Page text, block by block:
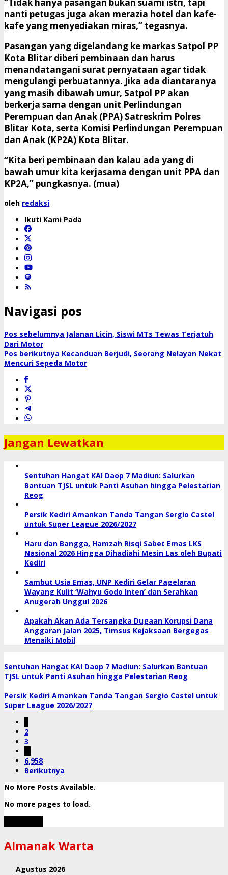
“Tidak hanya pasangan bukan suami istri, tapi
nanti petugas juga akan merazia hotel dan kafe-
kafe yang menyediakan miras,” tegasnya.
Pasangan yang digelandang ke markas Satpol PP
Kota Blitar diberi pembinaan dan harus
menandatangani surat pernyataan agar tidak
mengulangi perbuatannya. Jika ada diantaranya
yang masih dibawah umur, Satpol PP akan
berkerja sama dengan unit Perlindungan
Perempuan dan Anak (PPA) Satreskrim Polres
Blitar Kota, serta Komisi Perlindungan Perempuan
dan Anak (KP2A) Kota Blitar.
“Kita beri pembinaan dan kalau ada yang di
bawah umur kita kerjasama dengan unit PPA dan
KP2A,” pungkasnya. (mua)
oleh redaksi
Ikuti Kami Pada
Navigasi pos
Pos sebelumnya Jalanan Licin, Siswi MTs Tewas Terjatuh
Dari Motor
Pos berikutnya Kecanduan Berjudi, Seorang Nelayan Nekat
Mencuri Sepeda Motor
Jangan Lewatkan
Sentuhan Hangat KAI Daop 7 Madiun: Salurkan
Bantuan TJSL untuk Panti Asuhan hingga Pelestarian
Reog
Persik Kediri Amankan Tanda Tangan Sergio Castel
untuk Super League 2026/2027
Haru dan Bangga, Hamzah Risqi Sabet Emas LKS
Nasional 2026 Hingga Dihadiahi Mesin Las oleh Bupati
Kediri
Sambut Usia Emas, UNP Kediri Gelar Pagelaran
Wayang Kulit ‘Wahyu Godo Inten’ dan Serahkan
Anugerah Unggul 2026
Apakah Akan Ada Tersangka Dugaan Korupsi Dana
Anggaran Jalan 2025, Timsus Kejaksaan Bergegas
Menaiki Mobil
Sentuhan Hangat KAI Daop 7 Madiun: Salurkan Bantuan
TJSL untuk Panti Asuhan hingga Pelestarian Reog
Persik Kediri Amankan Tanda Tangan Sergio Castel untuk
Super League 2026/2027
2
3
6,958
Berikutnya
No More Posts Available.
No more pages to load.
Almanak Warta
Agustus 2026